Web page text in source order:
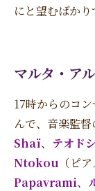
にと望むばかり
マルタ・ア
17時からのコ
んで、音楽監督
Shaï、 テオド
Ntokou （ピア
Papavrami、